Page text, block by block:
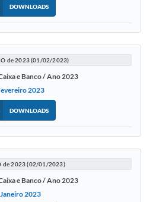
DOWNLOADS
de 2023 (01/02/2023)
e Banco / Ano 2023
2023
DOWNLOADS
de 2023 (02/01/2023)
e Banco / Ano 2023
Janeiro 2023